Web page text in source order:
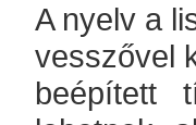
A nyelv a
vesszővel
beépített